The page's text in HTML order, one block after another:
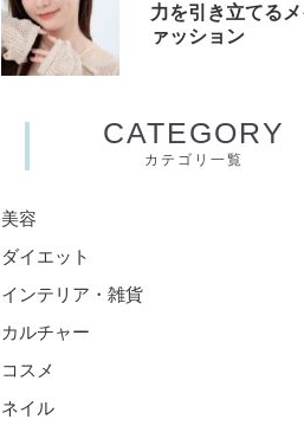
力を引き立てる
ァッション
CATEGORY
カテゴリ一覧
美容
ダイエット
インテリア・雑貨
カルチャー
コスメ
ネイル